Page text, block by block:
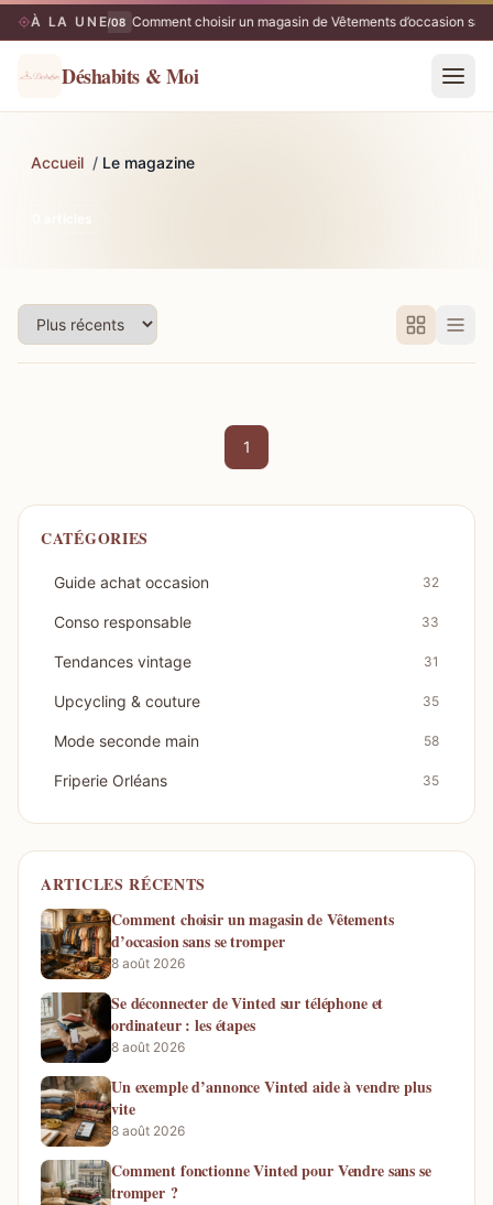
À LA UNE08/08 Comment choisir un magasin de Vêtements d’occasion
Déshabits & Moi
Accueil / Le magazine
1
CATÉGORIES
Guide achat occasion 32
Conso responsable 33
Tendances vintage 31
Upcycling & couture 35
Mode seconde main 58
Friperie Orléans 35
ARTICLES RÉCENTS
Comment choisir un magasin de Vêtements
d’occasion sans se tromper
8 août 2026
Se déconnecter de Vinted sur téléphone et
ordinateur : les étapes
8 août 2026
Un exemple d’annonce Vinted aide à vendre plus
vite
8 août 2026
Comment fonctionne Vinted pour Vendre sans se
tromper ?